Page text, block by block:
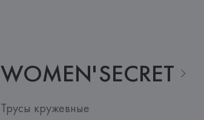
WOMEN'SECRET
Трусы кружевные